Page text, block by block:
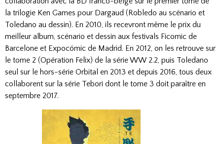
la trilogie Ken Games pour Dargaud (Robledo au scénario et
Toledano au dessin). En 2010, ils recevront même le prix du
meilleur album, scénario et dessin aux festivals Ficomic de
Barcelone et Expocómic de Madrid. En 2012, on les retrouve sur
le tome 2 (Opération Felix) de la série WW 2.2, puis Toledano
seul sur le hors-série Orbital en 2013 et depuis 2016, tous deux
collaborent sur la série Tebori dont le tome 3 doit paraître en
septembre 2017.